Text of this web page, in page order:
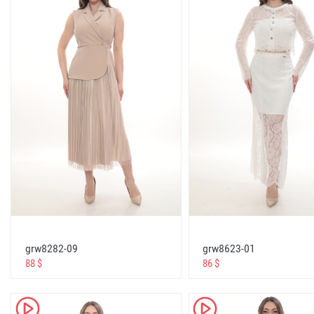
повседневные платья для женщин старше 50 лет
فساتين كاجوال للنساء فوق سن الخمسين
günlük elbiseler büyük beden
casual dresses big size
повседневные платья большого размера
فساتين عادية الحجم الكبير
yaz elbiseler büyük beden
summer dresses big size
летние платья большого размера
online elbiseler
dresses online
платья онлайн
grw8282-09
88 $
grw8623-01
86 $
K K